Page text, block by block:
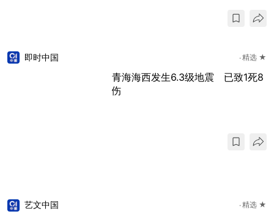
即时中国 精选 ★
青海海西发生6.3级地震 已致1死8
伤
艺文中国 精选 ★